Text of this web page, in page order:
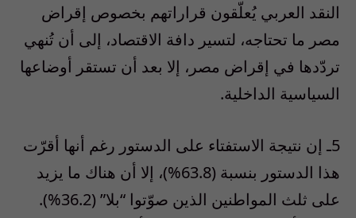
النقد العربي يُعلّقون قراراتهم بخصوص إقراض
مصر ما تحتاجه، لتسير دافة الاقتصاد، إلى أن تُنهي
تردّدها في إقراض مصر، إلا بعد أن تستقر أوضاعها
السياسية الداخلية.
5ـ إن نتيجة الاستفتاء على الدستور رغم أنها أقرّت
هذا الدستور بنسبة (63.8%)، إلا أن هناك ما يزيد
على ثلث المواطنين الذين صوّتوا “بلا” (36.2%).